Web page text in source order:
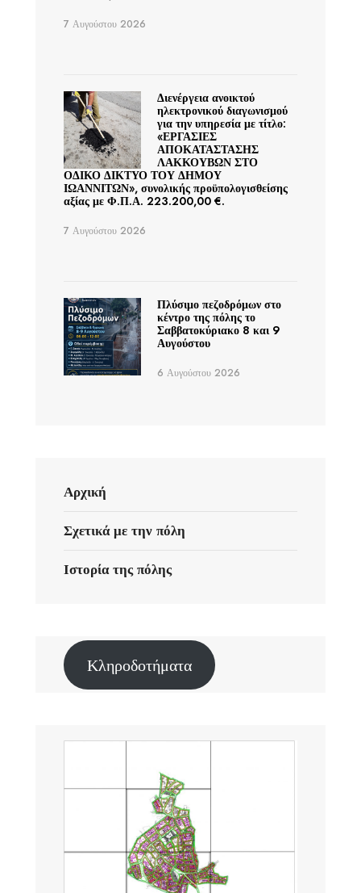
7 Αυγούστου 2026
Διενέργεια ανοικτού
ηλεκτρονικού διαγωνισμού
για την υπηρεσία με τίτλο:
«ΕΡΓΑΣΙΕΣ
ΑΠΟΚΑΤΑΣΤΑΣΗΣ
ΛΑΚΚΟΥΒΩΝ ΣΤΟ
ΟΔΙΚΟ ΔΙΚΤΥΟ ΤΟΥ ΔΗΜΟΥ
ΙΩΑΝΝΙΤΩΝ», συνολικής προϋπολογισθείσης
αξίας με Φ.Π.Α. 223.200,00 €.
7 Αυγούστου 2026
Πλύσιμο πεζοδρόμων στο
κέντρο της πόλης το
Σαββατοκύριακο 8 και 9
Αυγούστου
6 Αυγούστου 2026
Αρχική
Σχετικά με την πόλη
Ιστορία της πόλης
Κληροδοτήματα